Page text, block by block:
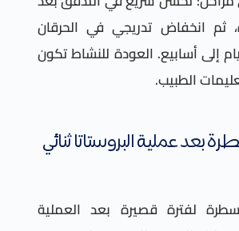
ثم انخفاض تدريجي في الحرقان
إلى أسابيع. العودة للنشاط تكون
الطبيب.
بعد عملية البروستاتا ثنائي
لفترة قصيرة بعد العملية